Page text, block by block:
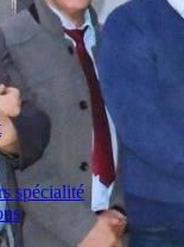
spécialité